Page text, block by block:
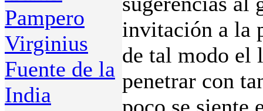
Pampero
Virginius
Fuente de la
India
invitación a la
de tal modo el
penetrar con